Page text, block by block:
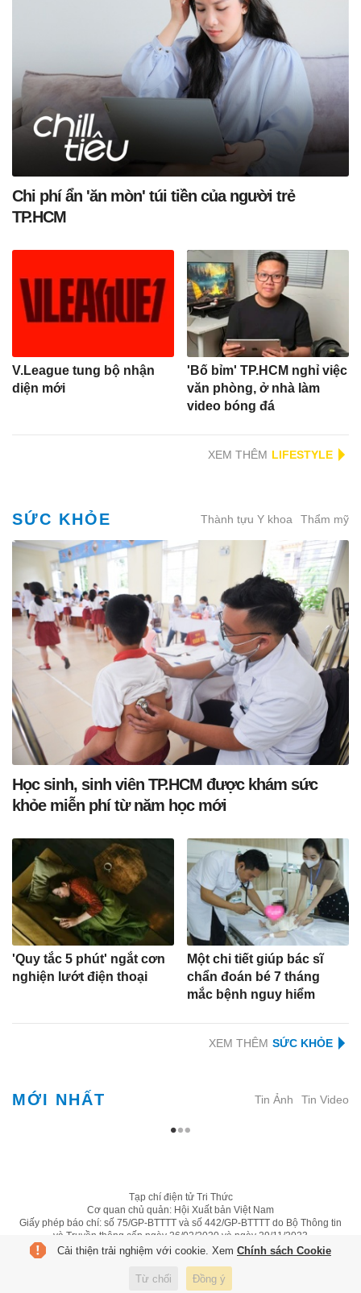
Chi phí ẩn 'ăn mòn' túi tiền của người trẻ
TP.HCM
V.League tung bộ nhận
diện mới
'Bố bỉm' TP.HCM nghỉ việc
văn phòng, ở nhà làm
video bóng đá
XEM THÊM
SỨC KHỎE Thành tựu Y khoa Thẩm mỹ
Học sinh, sinh viên TP.HCM được khám sức
khỏe miễn phí từ năm học mới
'Quy tắc 5 phút' ngắt cơn
nghiện lướt điện thoại
Một chi tiết giúp bác sĩ
chẩn đoán bé 7 tháng
mắc bệnh nguy hiểm
XEM THÊM
MỚI NHẤT Tin Ảnh Tin Video
Tạp chí điện tử Tri Thức
Cơ quan chủ quản: Hội Xuất bản Việt Nam
Giấy phép báo chí: số 75/GP-BTTTT và số 442/GP-BTTTT do Bộ Thông tin
và Truyền thông cấp ngày 26/02/2020 và ngày 29/11/2023
Tổng biên tập: Lâm Quang Hiếu
Trụ sở: Tầng 10, D29 Phạm Văn Bạch, phường Cầu Giấy, Hà Nội
HOTLINE:
0931.222.666
toasoan@znews.vn
Cải thiện trải nghiệm với cookie. Xem Chính sách Cookie
Từ chối Đồng ý